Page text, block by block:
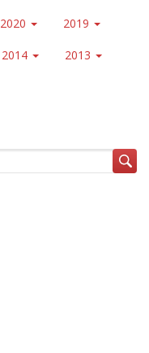
2020 2019
2014 2013